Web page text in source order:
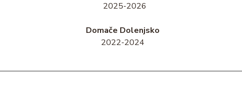
2025-2026
Domače Dolenjsko
2022-2024